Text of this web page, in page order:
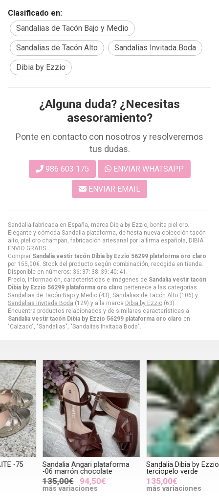
Sandalia fabricada en España, marca Dibia by Ezzio, bonita piel oro.
Elegante y cómoda Sandalia plataforma, de fiesta nueva colección tacón
alto, piel oro champan, fabricación artesanal por la firma española, DIBIA.
ENVIO GRATIS.
Comprar Sandalia vestir tacón Dibia by Ezzio 56299 plataforma oro claro
por 155,00€ . Stock del producto según combinación, recogida en tienda.
Disponible en números: 36; 37; 38; 39; 40; 41.
Precio, información, características e imágenes de Sandalia vestir tacón
Dibia by Ezzio 56299 plataforma oro claro pertenece a las categorías
Sandalias de Tacón Bajo y Medio (43), Sandalias de Tacón Alto (106) y
Sandalias Invitada Boda (129) y a la marca Dibia by Ezzio (63).
Encuentra productos relacionados y de similares características a
Sandalia vestir tacón Dibia by Ezzio 56299 plataforma oro claro en
"Calzado", "Sandalias", "Sandalias Invitada Boda".
Clasificado en:
Sandalias de Tacón Bajo y Medio
Sandalias de Tacón Alto Sandalias Invitada Boda
Dibia by Ezzio
¿Alguna duda? ¿Necesitas
asesoramiento?
Ponte en contacto con nosotros y resolveremos
tus dudas.
986 603 175 ENVIAR WHATSAPP
ENVIAR EMAIL
Sandalia Angari plataforma
-06 marrón chocolate
94,50€
más variaciones
Sandalia Dibia by Ezzio
terciopelo verde
más variaciones